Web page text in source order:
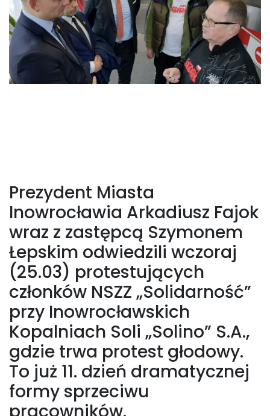
Prezydent Miasta
Inowrocławia Arkadiusz Fajok
wraz z zastępcą Szymonem
Łepskim odwiedzili wczoraj
(25.03) protestujących
członków NSZZ „Solidarność”
przy Inowrocławskich
Kopalniach Soli „Solino” S.A.,
gdzie trwa protest głodowy.
To już 11. dzień dramatycznej
formy sprzeciwu